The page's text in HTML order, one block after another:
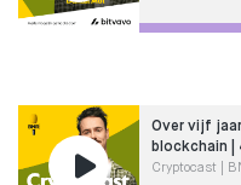
Over vijf
blockchain |
Cryptocast |